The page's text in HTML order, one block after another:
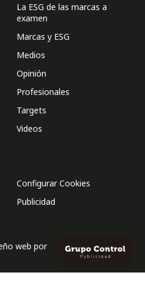
La ESG de las marcas a
examen
Marcas y ESG
Medios
Opinión
Profesionales
Targets
Videos
Configurar Cookies
Publicidad
web por